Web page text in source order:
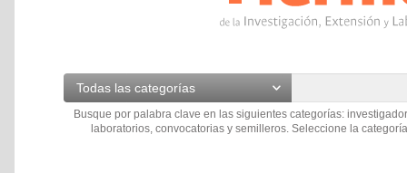
Todas las categorías
Busque por palabra clave en las siguientes categorías:
laboratorios, convocatorias y semilleros. Seleccione la